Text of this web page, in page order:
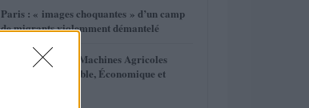
Paris : « images choquantes » d’un camp
de migrants violemment démantelé
L’Avènement des Machines Agricoles
d’Occasion: Durable, Économique et